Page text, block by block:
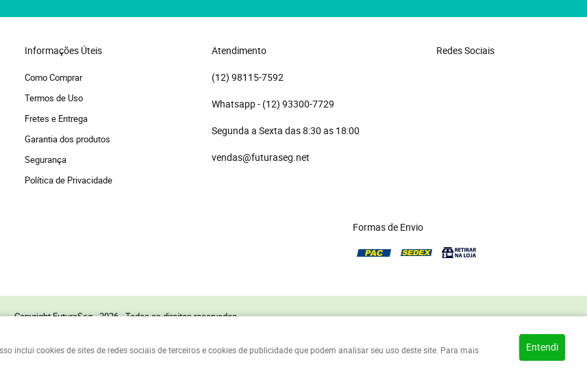
Informações Úteis
Como Comprar
Termos de Uso
Fretes e Entrega
Garantia dos produtos
Segurança
Política de Privacidade
Atendimento
(12) 98115-7592
(12) 93300-7729
Segunda a Sexta das 8:30 as 18:00
vendas@futuraseg.net
Redes Sociais
Formas de Envio
Copyright FuturaSeg - 2026 - Todos os direitos reservados.
inclui cookies de sites de redes sociais de terceiros e cookies de publicidade que podem analisar seu uso deste site. Para mais
Entendi